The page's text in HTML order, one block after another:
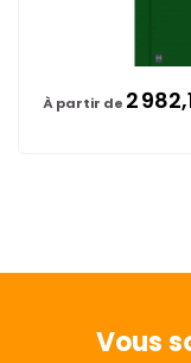
À partir de 2
Vous